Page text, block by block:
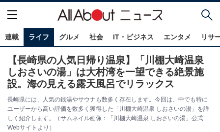
連載 ライフ グルメ 社会 IT・ビジネス エンタメ リサ
【長崎県の人気日帰り温泉】「川棚大崎温泉
しおさいの湯」は大村湾を一望できる絶景施
設。海の見える露天風呂でリラックス
長崎県には、人気の銭湯やサウナも数多く存在します。今回は、中でも特に
ユーザーから高い評価を数多く獲得した「川棚大崎温泉 しおさいの湯」を詳
しく紹介します。（サムネイル画像：「川棚大崎温泉 しおさいの湯」公式
Webサイトより）